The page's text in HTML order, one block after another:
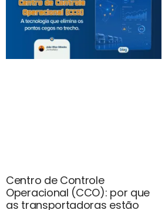
Centro de Controle
Operacional (CCO): por que
as transportadoras estão